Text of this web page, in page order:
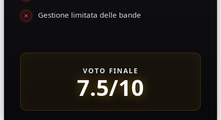
Gestione limitata delle bande
VOTO FINALE
7.5/10